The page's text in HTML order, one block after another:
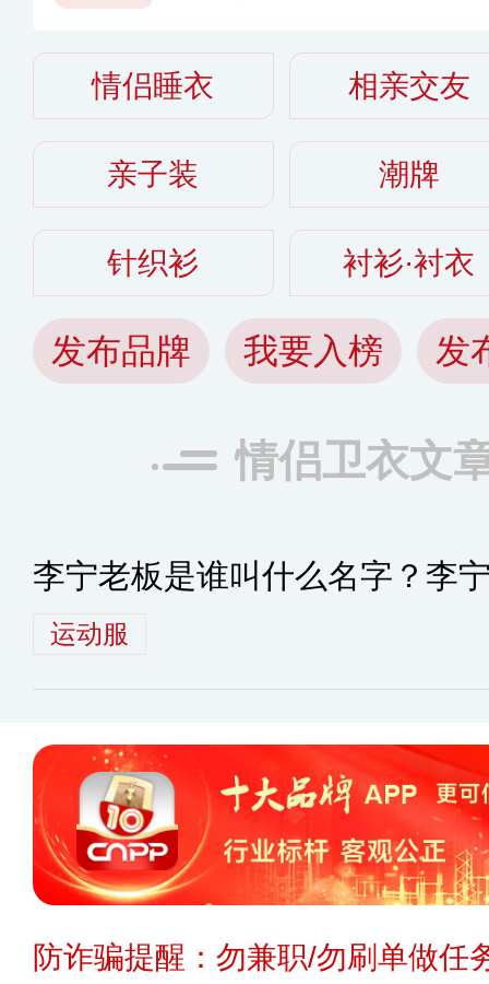
情侣睡衣 相亲交友
亲子装 潮牌
针织衫 衬衫·衬衣
发布品牌 我要入榜 发
情侣卫衣文
李宁老板是谁叫什么名字？李
运动服
防诈骗提醒：勿兼职/勿刷单做任